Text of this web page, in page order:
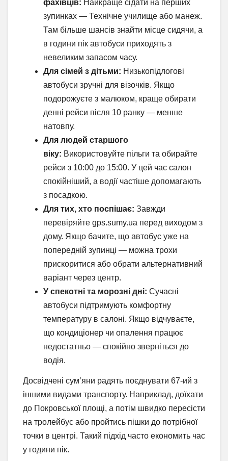
фахівців: Найкраще сідати на перших
зупинках — Технічне училище або манеж.
Там більше шансів знайти місце сидячи, а
в години пік автобуси приходять з
невеликим запасом часу.
Для сімей з дітьми: Низькопідлогові
автобуси зручні для візочків. Якщо
подорожуєте з малюком, краще обирати
денні рейси після 10 ранку — менше
натовпу.
Для людей старшого
віку: Використовуйте пільги та обирайте
рейси з 10:00 до 15:00. У цей час салон
спокійніший, а водії частіше допомагають
з посадкою.
Для тих, хто поспішає: Завжди
перевіряйте gps.sumy.ua перед виходом з
дому. Якщо бачите, що автобус уже на
попередній зупинці — можна трохи
прискоритися або обрати альтернативний
варіант через центр.
У спекотні та морозні дні: Сучасні
автобуси підтримують комфортну
температуру в салоні. Якщо відчуваєте,
що кондиціонер чи опалення працює
недостатньо — спокійно зверніться до
водія.
Досвідчені сум’яни радять поєднувати 67-ий з
іншими видами транспорту. Наприклад, доїхати
до Покровської площі, а потім швидко пересісти
на тролейбус або пройтись пішки до потрібної
точки в центрі. Такий підхід часто економить час
у години пік.